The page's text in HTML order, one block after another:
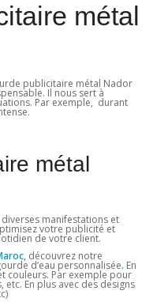
métal
publicitaire métal Nador
Il nous sert à
Par exemple, durant
métal
manifestations et
votre publicité et
de votre client.
, découvrez notre
d’eau personnalisée. En
couleurs. Par exemple pour
En plus avec des designs